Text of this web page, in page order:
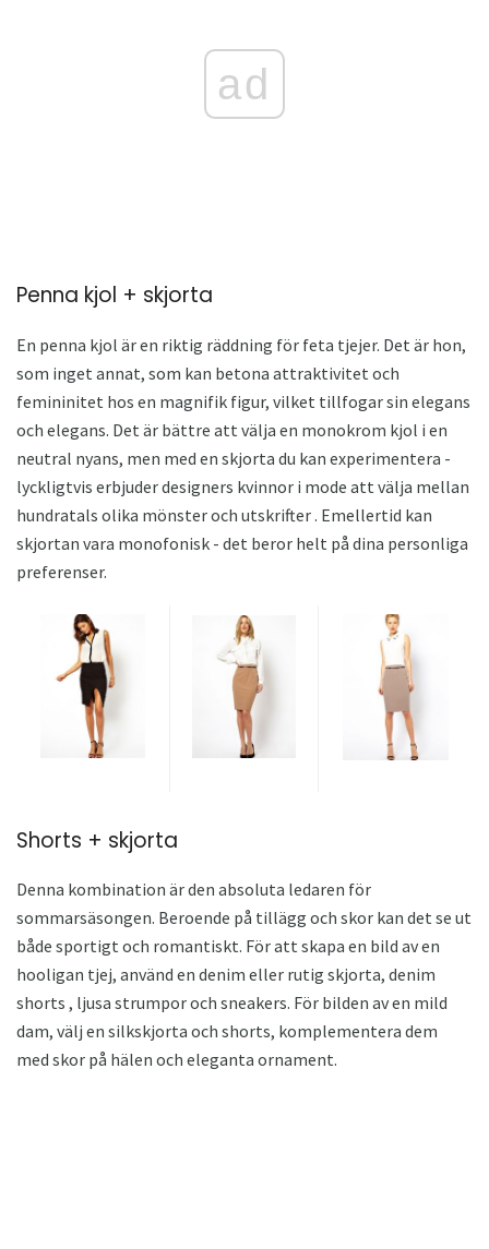
ad
Penna kjol + skjorta
En penna kjol är en riktig räddning för feta tjejer. Det är hon,
som inget annat, som kan betona attraktivitet och
femininitet hos en magnifik figur, vilket tillfogar sin elegans
och elegans. Det är bättre att välja en monokrom kjol i en
neutral nyans, men med en skjorta du kan experimentera -
lyckligtvis erbjuder designers kvinnor i mode att välja mellan
hundratals olika mönster och utskrifter . Emellertid kan
skjortan vara monofonisk - det beror helt på dina personliga
preferenser.
Shorts + skjorta
Denna kombination är den absoluta ledaren för
sommarsäsongen. Beroende på tillägg och skor kan det se ut
både sportigt och romantiskt. För att skapa en bild av en
hooligan tjej, använd en denim eller rutig skjorta, denim
shorts , ljusa strumpor och sneakers. För bilden av en mild
dam, välj en silkskjorta och shorts, komplementera dem
med skor på hälen och eleganta ornament.